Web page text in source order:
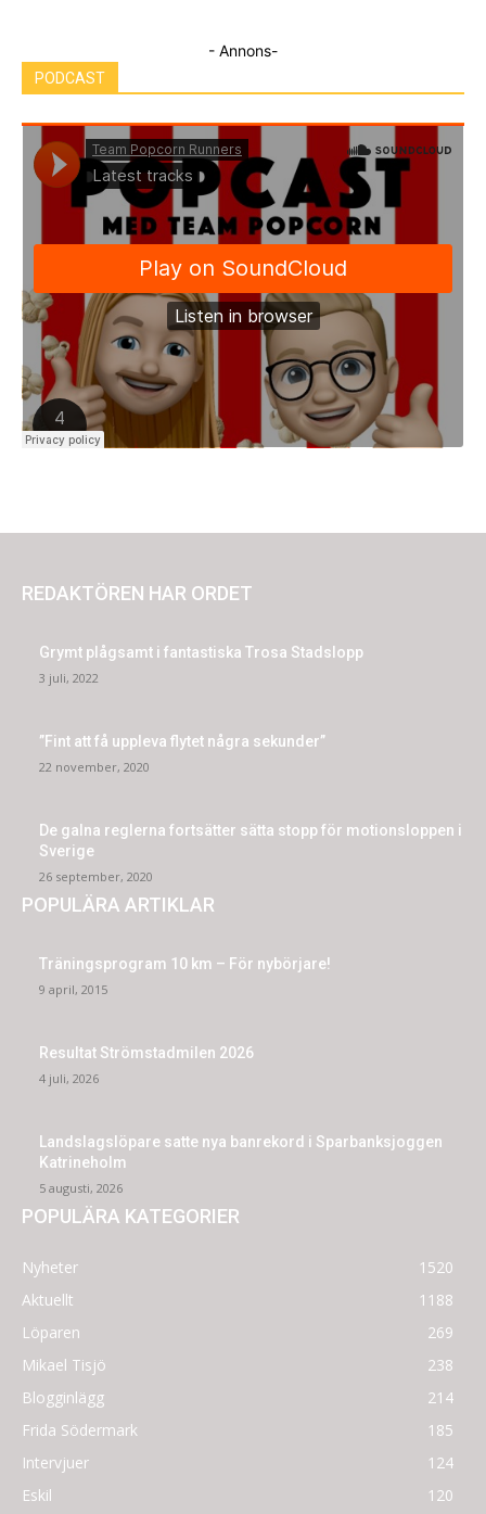
- Annons-
PODCAST
REDAKTÖREN HAR ORDET
Grymt plågsamt i fantastiska Trosa Stadslopp
3 juli, 2022
”Fint att få uppleva flytet några sekunder”
22 november, 2020
De galna reglerna fortsätter sätta stopp för motionsloppen i
Sverige
26 september, 2020
POPULÄRA ARTIKLAR
Träningsprogram 10 km – För nybörjare!
9 april, 2015
Resultat Strömstadmilen 2026
4 juli, 2026
Landslagslöpare satte nya banrekord i Sparbanksjoggen
Katrineholm
5 augusti, 2026
POPULÄRA KATEGORIER
Nyheter
1520
Aktuellt
1188
Löparen
269
Mikael Tisjö
238
Blogginlägg
214
Frida Södermark
185
Intervjuer
124
Eskil
120